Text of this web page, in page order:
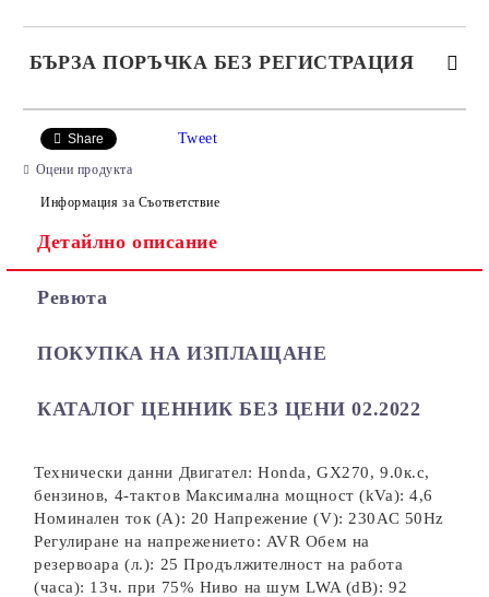
БЪРЗА ПОРЪЧКА БЕЗ РЕГИСТРАЦИЯ
Ние ще се свържем с вас в рамките на работния ден.
Share Tweet
Оцени продукта
Информация за Съответствие
Детайлно описание
Ревюта
ПОКУПКА НА ИЗПЛАЩАНЕ
КАТАЛОГ ЦЕННИК БЕЗ ЦЕНИ 02.2022
Технически данни Двигател: Honda, GX270, 9.0к.с,
бензинов, 4-тактов Максимална мощност (kVa): 4,6
Номинален ток (А): 20 Напрежение (V): 230АС 50Hz
Регулиране на напрежението: AVR Обем на
резервоара (л.): 25 Продължителност на работа
(часа): 13ч. при 75% Ниво на шум LWA (dB): 92